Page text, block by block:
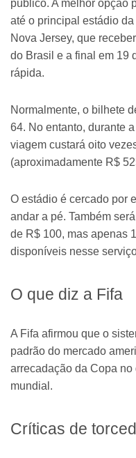
público. A melhor opção
até o principal estádio
Nova Jersey, que
do Brasil e a final em 19
rápida.
Normalmente, o bilhete
64. No entanto, durante
viagem custará oito
(aproximadamente R$
O estádio é cercado por
andar a pé. Também
de R$ 100, mas apenas
disponíveis nesse
O que diz a Fifa
A Fifa afirmou que o
padrão do mercado
arrecadação da Copa no
mundial.
Críticas de